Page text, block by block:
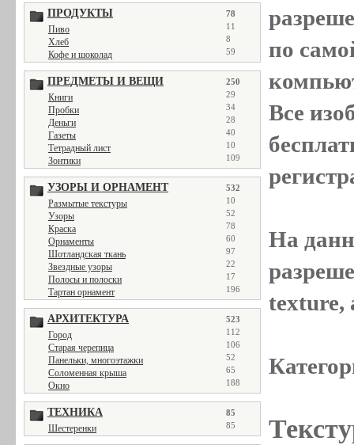
ПРОДУКТЫ 78
Пиво 11
Хлеб 8
Кофе и шоколад 59
ПРЕДМЕТЫ И ВЕЩИ 250
Книги 29
Пробки 34
Деньги 28
Газеты 40
Тетрадный лист 10
Зонтики 109
УЗОРЫ И ОРНАМЕНТ 532
Размытые текстуры 10
Узоры 52
Краска 78
Орнаменты 60
Шотландская ткань 97
Звездные узоры 22
Полосы и полоски 17
Тартан орнамент 196
АРХИТЕКТУРА 523
Город 112
Старая черепица 106
Панельки, многоэтажки 52
Соломенная крыша 65
Окно 188
ТЕХНИКА 85
Шестеренки 85
по
Все
На
texture,